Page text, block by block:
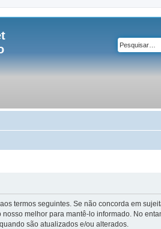
termos seguintes. Se não concorda em
melhor para mantê-lo informado. No
são atualizados e/ou alterados.